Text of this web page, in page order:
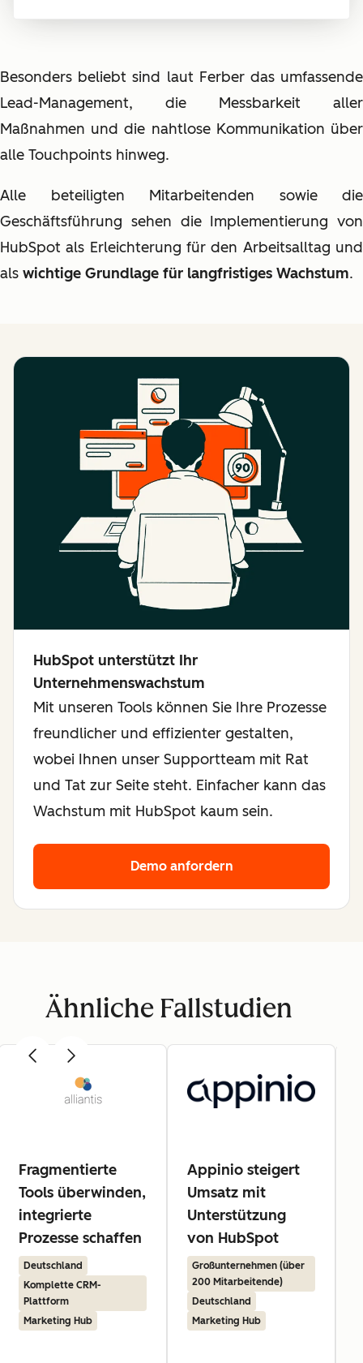
Besonders beliebt sind laut Ferber das umfassende
Lead-Management, die Messbarkeit aller
Maßnahmen und die nahtlose Kommunikation über
alle Touchpoints hinweg.
Alle beteiligten Mitarbeitenden sowie die
Geschäftsführung sehen die Implementierung von
HubSpot als Erleichterung für den Arbeitsalltag und
als wichtige Grundlage für langfristiges Wachstum.
HubSpot unterstützt Ihr
Unternehmenswachstum
Mit unseren Tools können Sie Ihre Prozesse
freundlicher und effizienter gestalten,
wobei Ihnen unser Supportteam mit Rat
und Tat zur Seite steht. Einfacher kann das
Wachstum mit HubSpot kaum sein.
Demo anfordern
Ähnliche Fallstudien
Fragmentierte
Tools überwinden,
integrierte
Prozesse schaffen
Deutschland
Komplette CRM-
Plattform
Marketing Hub
Appinio steigert
Umsatz mit
Unterstützung
von HubSpot
Großunternehmen (über
200 Mitarbeitende)
Deutschland
Marketing Hub